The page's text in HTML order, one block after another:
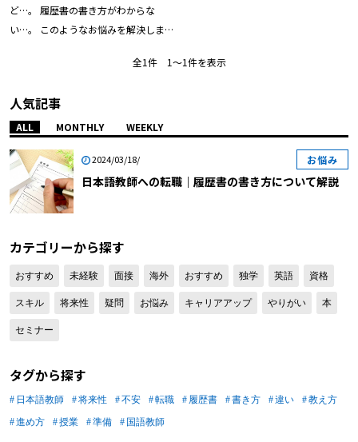
ど…。 履歴書の書き方がわからな
い…。 このようなお悩みを解決しま
職を考えている方に向けて「履歴書の
は「履歴書の書き方の注意点」をご紹
介しておりますので、ぜひ最後までご
き方について知りたい方は「【日本語
教師】自己PRで差がつく！職務経歴
書はこう書く」や「日本語学校での職
語教師の職務経歴書テンプレートと書
書き方と見本・フォーマット」をご覧
ください。 【目次】 日本語教師への
る前に 日本語教師への転職｜履歴書
歴書の書き方1】日付 【日本語教師へ
の転職｜履歴書の書き方2】氏名 【日
全1件 1〜1件を表示
人気記事
ALL MONTHLY WEEKLY
2024/03/18/ お悩み
日本語教師への転職｜履歴書の書き方について解説
カテゴリーから探す
おすすめ 未経験 面接 海外 おすすめ 独学 英語 資格
スキル 将来性 疑問 お悩み キャリアアップ やりがい 本
セミナー
タグから探す
日本語教師 将来性 不安 転職 履歴書 書き方 違い
教え方
進め方
授業 準備 国語教師